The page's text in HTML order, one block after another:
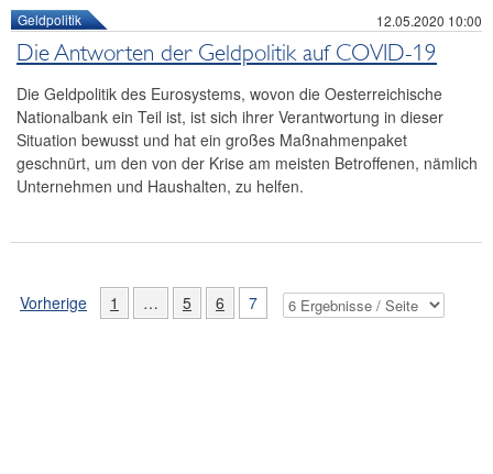
Geldpolitik 12.05.2020 10:00
Die Antworten der Geldpolitik auf COVID-19
Die Geldpolitik des Eurosystems, wovon die Oesterreichische
Nationalbank ein Teil ist, ist sich ihrer Verantwortung in dieser
Situation bewusst und hat ein großes Maßnahmenpaket
geschnürt, um den von der Krise am meisten Betroffenen, nämlich
Unternehmen und Haushalten, zu helfen.
Vorherige 1 … 5 6 7